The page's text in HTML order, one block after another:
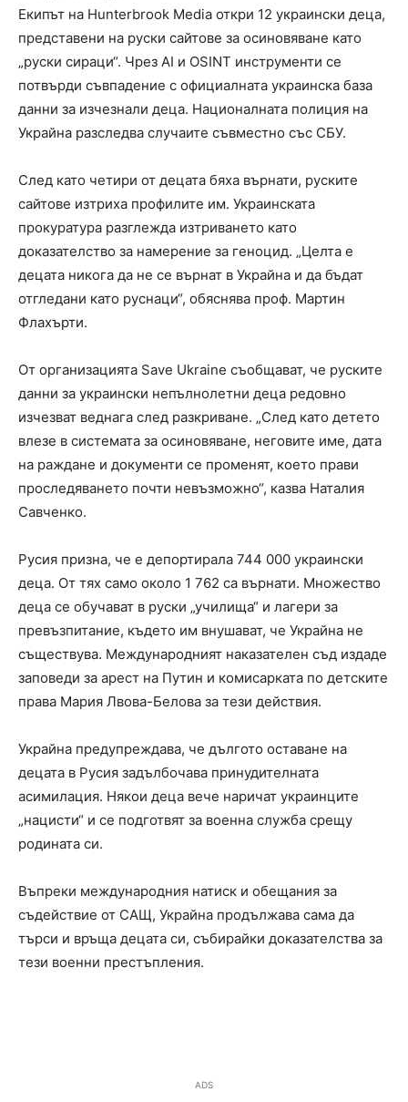
Екипът на Hunterbrook Media откри 12 украински деца,
представени на руски сайтове за осиновяване като
„руски сираци“. Чрез AI и OSINT инструменти се
потвърди съвпадение с официалната украинска база
данни за изчезнали деца. Националната полиция на
Украйна разследва случаите съвместно със СБУ.
След като четири от децата бяха върнати, руските
сайтове изтриха профилите им. Украинската
прокуратура разглежда изтриването като
доказателство за намерение за геноцид. „Целта е
децата никога да не се върнат в Украйна и да бъдат
отгледани като руснаци“, обяснява проф. Мартин
Флахърти.
От организацията Save Ukraine съобщават, че руските
данни за украински непълнолетни деца редовно
изчезват веднага след разкриване. „След като детето
влезе в системата за осиновяване, неговите име, дата
на раждане и документи се променят, което прави
проследяването почти невъзможно“, казва Наталия
Савченко.
Русия призна, че е депортирала 744 000 украински
деца. От тях само около 1 762 са върнати. Множество
деца се обучават в руски „училища“ и лагери за
превъзпитание, където им внушават, че Украйна не
съществува. Международният наказателен съд издаде
заповеди за арест на Путин и комисарката по детските
права Мария Лвова-Белова за тези действия.
Украйна предупреждава, че дългото оставане на
децата в Русия задълбочава принудителната
асимилация. Някои деца вече наричат украинците
„нацисти“ и се подготвят за военна служба срещу
родината си.
Въпреки международния натиск и обещания за
съдействие от САЩ, Украйна продължава сама да
търси и връща децата си, събирайки доказателства за
тези военни престъпления.
ADS